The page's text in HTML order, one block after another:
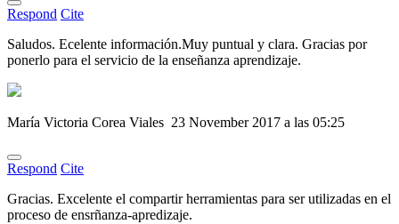
Respond Cite
Saludos. Ecelente información.Muy puntual y clara. Gracias por
ponerlo para el servicio de la enseñanza aprendizaje.
María Victoria Corea Viales 23 November 2017 a las 05:25
Respond Cite
Gracias. Excelente el compartir herramientas para ser utilizadas en el
proceso de ensrñanza-apredizaje.